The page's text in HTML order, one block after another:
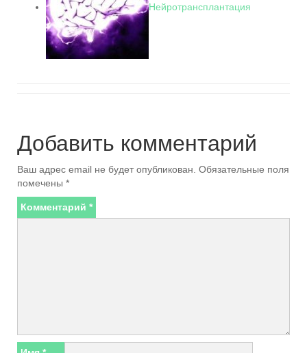
Нейротрансплантация
Добавить комментарий
Ваш адрес email не будет опубликован. Обязательные поля
помечены *
Комментарий *